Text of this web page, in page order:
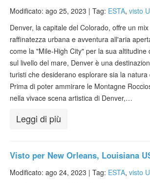
Modificato: ago 25, 2023 | Tag: ESTA, visto
Denver, la capitale del Colorado, offre un
raffinatezza urbana e avventura all'aria
come la "Mile-High City" per la sua altitudine
sul livello del mare, Denver è una
turisti che desiderano esplorare sia la natura
Prima di poter ammirare le Montagne
nella vivace scena artistica di Denver,…
Leggi di più
Visto per New Orleans, Louisiana
Modificato: ago 24, 2023 | Tag: ESTA, visto